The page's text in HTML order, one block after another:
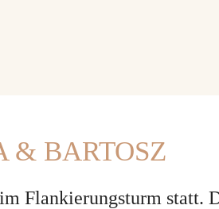
& BARTOSZ
Flankierungsturm statt.